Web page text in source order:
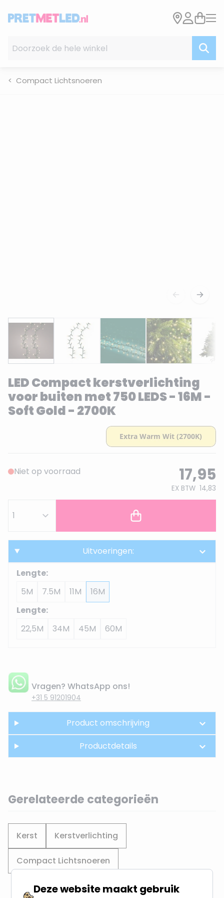
Compact Lichtsnoeren
LED Compact kerstverlichting
voor buiten met 750 LEDS - 16M -
Soft Gold - 2700K
Niet op voorraad 17,95
EX BTW 14,83
Uitvoeringen:
Lengte:
5M
7.5M 11M
16M
Lengte:
22,5M
34M 45M 60M
Vragen? WhatsApp ons!
+31 5 91201904
Product omschrijving
Productdetails
Gerelateerde categorieën
Kerst Kerstverlichting
Compact Lichtsnoeren
Deze website maakt gebruik